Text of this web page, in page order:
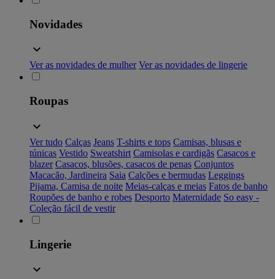
Novidades
Ver as novidades de mulher Ver as novidades de lingerie
Roupas
Ver tudo Calças Jeans T-shirts e tops Camisas, blusas e
túnicas Vestido Sweatshirt Camisolas e cardigãs Casacos e
blazer Casacos, blusões, casacos de penas Conjuntos
Macacão, Jardineira Saia Calções e bermudas Leggings
Pijama, Camisa de noite Meias-calças e meias Fatos de banho
Roupões de banho e robes Desporto Maternidade So easy -
Coleção fácil de vestir
Lingerie